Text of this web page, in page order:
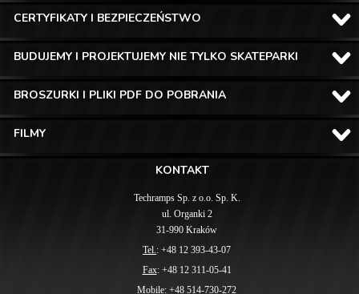
CERTYFIKATY I BEZPIECZEŃSTWO
BUDUJEMY I PROJEKTUJEMY NIE TYLKO SKATEPARKI
BROSZURKI I PLIKI PDF DO POBRANIA
FILMY
KONTAKT
Techramps Sp. z o.o. Sp. K.
ul. Organki 2
31-990 Kraków
Tel. : +48 12 393-43-07
Fax: +48 12 311-05-41
Mobile: +48 514-730-272